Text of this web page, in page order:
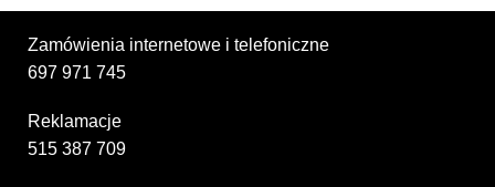
Zamówienia internetowe i telefoniczne
697 971 745
Reklamacje
515 387 709